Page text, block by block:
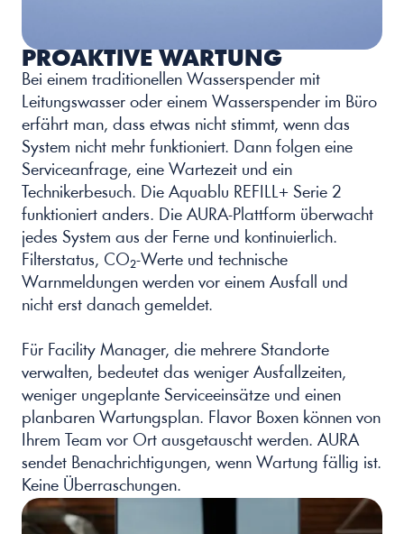
PROAKTIVE WARTUNG
Bei einem traditionellen Wasserspender mit
Leitungswasser oder einem Wasserspender im Büro
erfährt man, dass etwas nicht stimmt, wenn das
System nicht mehr funktioniert. Dann folgen eine
Serviceanfrage, eine Wartezeit und ein
Technikerbesuch. Die Aquablu REFILL+ Serie 2
funktioniert anders. Die AURA-Plattform überwacht
jedes System aus der Ferne und kontinuierlich.
Filterstatus, CO₂-Werte und technische
Warnmeldungen werden vor einem Ausfall und
nicht erst danach gemeldet.
Für Facility Manager, die mehrere Standorte
verwalten, bedeutet das weniger Ausfallzeiten,
weniger ungeplante Serviceeinsätze und einen
planbaren Wartungsplan. Flavor Boxen können von
Ihrem Team vor Ort ausgetauscht werden. AURA
sendet Benachrichtigungen, wenn Wartung fällig ist.
Keine Überraschungen.